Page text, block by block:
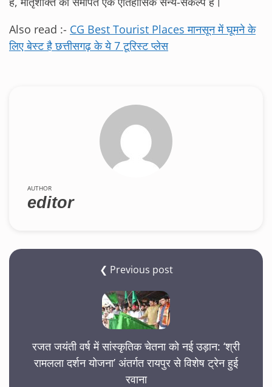
Also read :- CG Best Tourist Places मानसून में घूमने के
लिए बेस्ट है छत्तीसगढ़ के ये 7 टूरिस्ट प्लेस
AUTHOR
editor
❮ Previous post
रजत जयंती वर्ष में सांस्कृतिक चेतना को नई उड़ान: ‘श्री
रामलला दर्शन योजना’ अंतर्गत रायपुर से विशेष ट्रेन हुई
रवाना